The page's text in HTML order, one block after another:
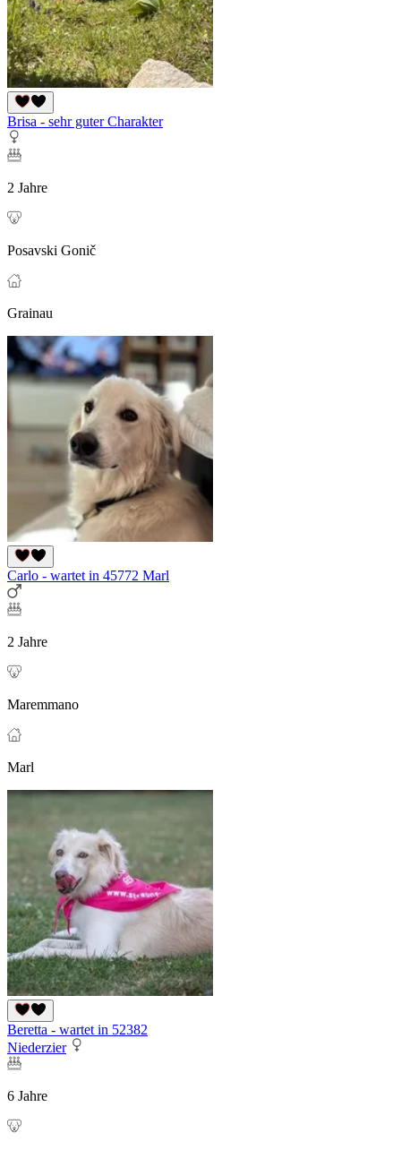
Brisa - sehr guter Charakter
2 Jahre
Posavski Gonič
Grainau
Carlo - wartet in 45772 Marl
2 Jahre
Maremmano
Marl
Beretta - wartet in 52382
Niederzier
6 Jahre